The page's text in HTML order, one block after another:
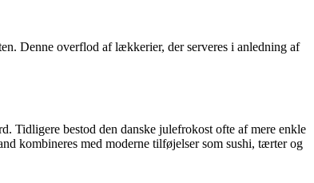
Denne overflod af lækkerier, der serveres i anledning af
Tidligere bestod den danske julefrokost ofte af mere enkle
kombineres med moderne tilføjelser som sushi, tærter og